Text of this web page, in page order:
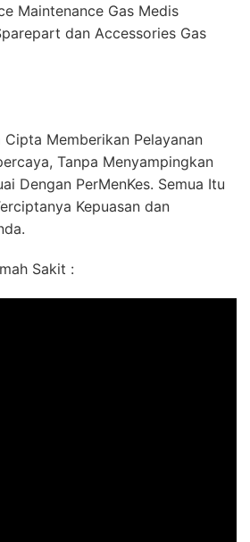
Maintenance Gas Medis
dan Accessories Gas
Cipta Memberikan Pelayanan
Tanpa Menyampingkan
Dengan PerMenKes. Semua Itu
Kepuasan dan
Sakit :